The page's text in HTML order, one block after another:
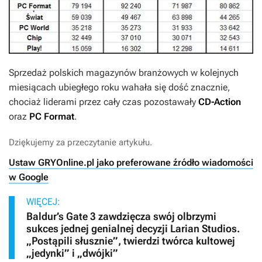
Sprzedaż polskich magazynów branżowych w kolejnych
miesiącach ubiegłego roku wahała się dość znacznie,
chociaż liderami przez cały czas pozostawały CD-Action
oraz PC Format.
Dziękujemy za przeczytanie artykułu.
Ustaw GRYOnline.pl jako preferowane źródło wiadomości
w Google
WIĘCEJ:
Baldur’s Gate 3 zawdzięcza swój olbrzymi
sukces jednej genialnej decyzji Larian Studios.
„Postąpili słusznie”, twierdzi twórca kultowej
„jedynki” i „dwójki”